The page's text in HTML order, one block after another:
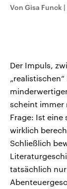
Von Gisa Funck |
Der Impuls,
scheint immer
Frage: Ist
wirklich
Schließlich
tatsächlich